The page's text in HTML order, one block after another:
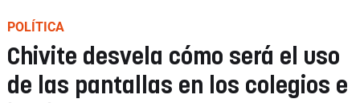
POLÍTICA
Chivite desvela cómo será el uso
de las pantallas en los colegios e